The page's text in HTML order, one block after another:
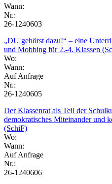
Wann:
Nr.:
26-1240603
„DU gehörst dazu!“ – eine
und Mobbing für 2.-4. Klassen
Wo:
Wann:
Auf Anfrage
Nr.:
26-1240605
Der Klassenrat als Teil der
demokratisches Miteinander und
(SchiF)
Wo:
Wann:
Auf Anfrage
Nr.:
26-1240606